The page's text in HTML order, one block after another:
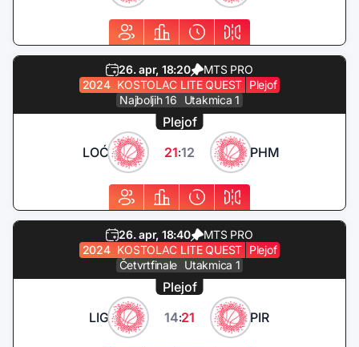
26. apr, 18:20
MTS PRO
2024 KOSTOLAC LITE QUEST Plejof
Najboljih 16
Utakmica 1
LOĆ 21:12 PHM
Plejof
26. apr, 18:40
MTS PRO
2024 KOSTOLAC LITE QUEST Plejof
Četvrtfinale Utakmica 1
LIG 14:21 PIR
Plejof